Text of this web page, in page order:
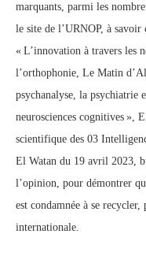
marquants, parmi les
le site de l’URNOP, à
« L’innovation à travers les
l’orthophonie, Le Matin
psychanalyse, la psychiatrie
neurosciences cognitives »,
scientifique des 03
El Watan du 19 avril 2023,
l’opinion, pour démontrer
est condamnée à se
internationale.